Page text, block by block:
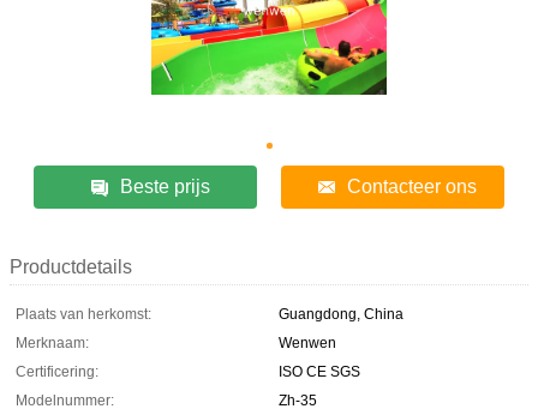
Beste prijs Contacteer ons
Productdetails
Plaats van herkomst:
Guangdong, China
Merknaam:
Wenwen
Certificering:
ISO CE SGS
Modelnummer:
Zh-35